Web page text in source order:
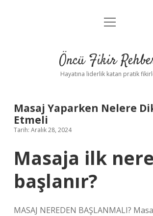
Anasayfa
Yasal Uyarı
menüyü
Öncü Fikir
Hayatına liderlik katan pratik
Masaj Yaparken Nelere
Etmeli
Tarih: Aralık 28, 2024
Masaja ilk
başlanır?
MASAJ NEREDEN BAŞLANMALI?